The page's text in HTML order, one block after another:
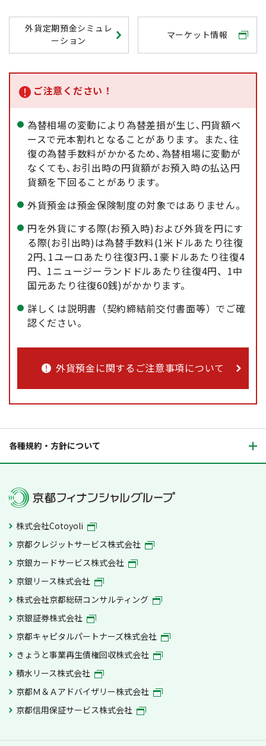
外貨定期預金シミュレ
ーション
マーケット情報
ご注意ください！
為替相場の変動により為替差損が生じ､円貨額ベ
ースで元本割れとなることがあります。また､往
復の為替手数料がかかるため､為替相場に変動が
なくても､お引出時の円貨額がお預入時の払込円
貨額を下回ることがあります。
外貨預金は預金保険制度の対象ではありません。
円を外貨にする際(お預入時)および外貨を円にす
る際(お引出時)は為替手数料(1米ドルあたり往復
2円､1ユーロあたり往復3円､1豪ドルあたり往復4
円、1ニュージーランドドルあたり往復4円、1中
国元あたり往復60銭)がかかります。
詳しくは説明書（契約締結前交付書面等）でご確
認ください。
外貨預金に関するご注意事項について
各種規約・方針について
株式会社Cotoyoli
京都クレジットサービス株式会社
京銀カードサービス株式会社
京銀リース株式会社
株式会社京都総研コンサルティング
京銀証券株式会社
京都キャピタルパートナーズ株式会社
きょうと事業再生債権回収株式会社
積水リース株式会社
京都Ｍ＆Ａアドバイザリー株式会社
京都信用保証サービス株式会社